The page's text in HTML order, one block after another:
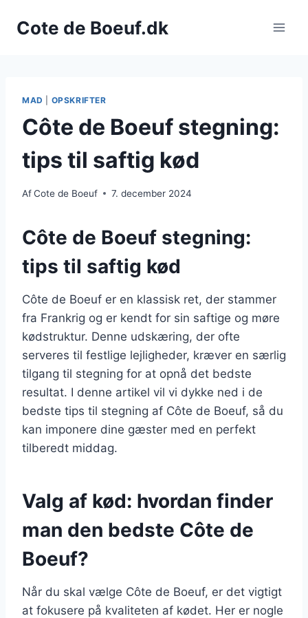
Cote de Boeuf.dk
MAD OPSKRIFTER
Côte de Boeuf stegning:
tips til saftig kød
AfCote de Boeuf 7. december 2024
Côte de Boeuf stegning:
tips til saftig kød
Côte de Boeuf er en klassisk ret, der stammer
fra Frankrig og er kendt for sin saftige og møre
kødstruktur. Denne udskæring, der ofte
serveres til festlige lejligheder, kræver en særlig
tilgang til stegning for at opnå det bedste
resultat. I denne artikel vil vi dykke ned i de
bedste tips til stegning af Côte de Boeuf, så du
kan imponere dine gæster med en perfekt
tilberedt middag.
Valg af kød: hvordan finder
man den bedste Côte de
Boeuf?
Når du skal vælge Côte de Boeuf, er det vigtigt
at fokusere på kvaliteten af kødet. Her er nogle